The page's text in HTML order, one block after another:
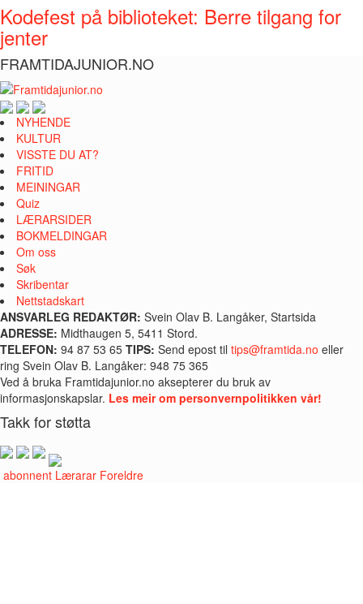
Kodefest på biblioteket: Berre tilgang for
jenter
FRAMTIDAJUNIOR.NO
NYHENDE
KULTUR
VISSTE DU AT?
FRITID
MEININGAR
Quiz
LÆRARSIDER
BOKMELDINGAR
Om oss
Søk
Skribentar
Nettstadskart
ANSVARLEG REDAKTØR: Svein Olav B. Langåker, Startsida
ADRESSE: Midthaugen 5, 5411 Stord.
TELEFON: 94 87 53 65 TIPS: Send epost til tips@framtida.no eller
ring Svein Olav B. Langåker: 948 75 365
Ved å bruka Framtidajunior.no aksepterer du bruk av
informasjonskapslar. Les meir om personvernpolitikken vår!
Takk for støtta
abonnent Lærarar Foreldre